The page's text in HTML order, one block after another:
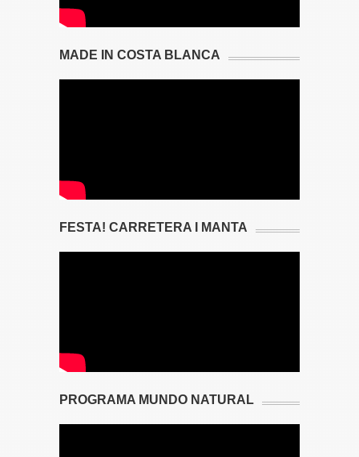
MADE IN COSTA BLANCA
FESTA! CARRETERA I MANTA
PROGRAMA MUNDO NATURAL